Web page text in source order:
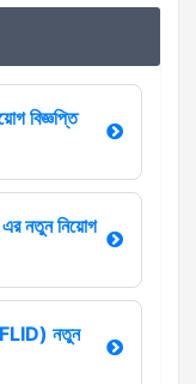
বিজ্ঞপ্তি
এর নতুন নিয়োগ
নতুন